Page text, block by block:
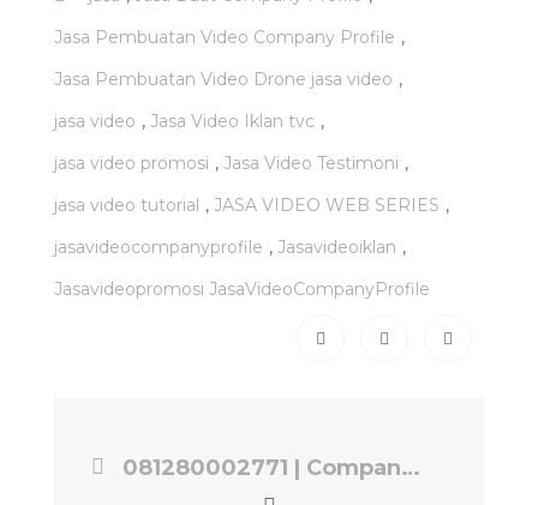
Jasa Pembuatan Video Company Profile ,
Jasa Pembuatan Video Drone jasa video ,
jasa video , Jasa Video Iklan tvc ,
jasa video promosi , Jasa Video Testimoni ,
jasa video tutorial , JASA VIDEO WEB SERIES ,
jasavideocompanyprofile , Jasavideoiklan ,
Jasavideopromosi JasaVideoCompanyProfile
081280002771 | Company Profile Jasa Pembuatan Website Jakarta Selatan | Jasa Video EPS PRODUCTION